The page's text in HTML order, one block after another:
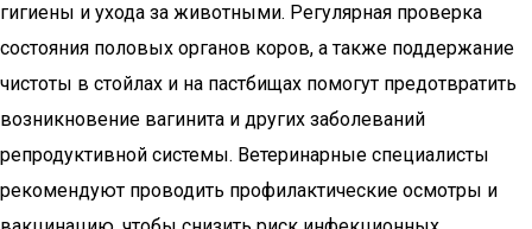
гигиены и ухода за животными. Регулярная проверка
состояния половых органов коров, а также поддержание
чистоты в стойлах и на пастбищах помогут предотвратить
возникновение вагинита и других заболеваний
репродуктивной системы. Ветеринарные специалисты
рекомендуют проводить профилактические осмотры и